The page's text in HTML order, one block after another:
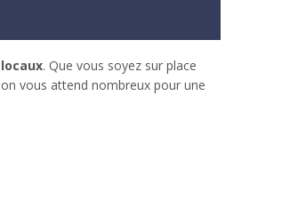
. Que vous soyez sur place
vous attend nombreux pour une